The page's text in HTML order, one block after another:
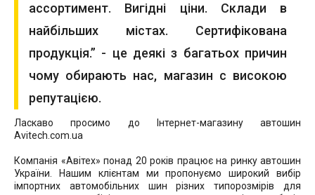
ассортимент. Вигідні ціни. Склади в
найбільших містах. Сертифікована
продукція.” - це деякі з багатьох причин
чому обирають нас, магазин с високою
репутацією.
Ласкаво просимо до Інтернет-магазину автошин
Avitech.com.ua
Компанія «Авітех» понад 20 років працює на ринку автошин
України. Нашим клієнтам ми пропонуємо широкий вибір
імпортних автомобільних шин різних типорозмірів для